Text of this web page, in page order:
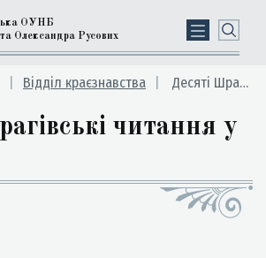
ОУНБ
та Олександра Русових
Відділ краєзнавства Десяті Шрагівські читання у Чернігові
читання у